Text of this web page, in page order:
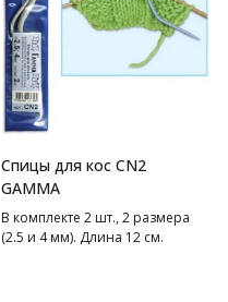
Спицы для кос CN2
GAMMA
В комплекте 2 шт., 2 размера
(2.5 и 4 мм). Длина 12 см.